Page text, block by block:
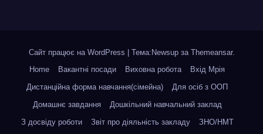
Сайт працює на WordPress Тема:Newsup за Themeansar.
Home
Вакантні посади Виховна робота
Вхід Мрія
Дистанційна форма навчання(сімейна)
Для осіб з ООП
Домашнє завдання
Дошкільний навчальний заклад
З досвіду роботи
Звіт про діяльність закладу
ЗНО/НМТ